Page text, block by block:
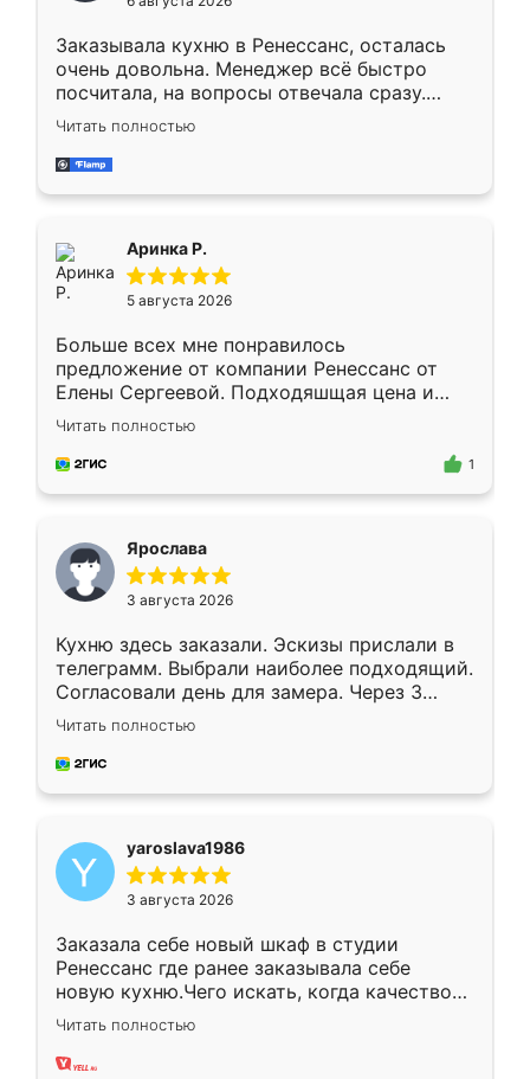
мебели буду заказывать только здесь.
Заказывала кухню в Ренессанс, осталась
очень довольна. Менеджер всё быстро
посчитала, на вопросы отвечала сразу.
Замерщик приехал в субботу, подошёл к
делу со всей ответственностью. Собрали
за день, ребята работали аккуратно, даже
Читать полностью
Аринка Р.
5 августа 2026
Больше всех мне понравилось
предложение от компании Ренессанс от
Елены Сергеевой. Подходяшщая цена и
короткие сроки изготовления. Приехавший
для замера сотрудник Владислав
предложил по моему эскизу самый
Читать полностью
1
Ярослава
3 августа 2026
Кухню здесь заказали. Эскизы прислали в
телеграмм. Выбрали наиболее подходящий.
Согласовали день для замера. Через 3
недели кухня была уже готова. Остались
довольны работой. Спасибо Ренессанс
мебель за качественную работу!
Читать полностью
yaroslava1986
3 августа 2026
Заказала себе новый шкаф в студии
Ренессанс где ранее заказывала себе
новую кухню.Чего искать, когда качеством
вполне довольна. Служит кухня уже почти
два года, нареканий нет.
Читать полностью